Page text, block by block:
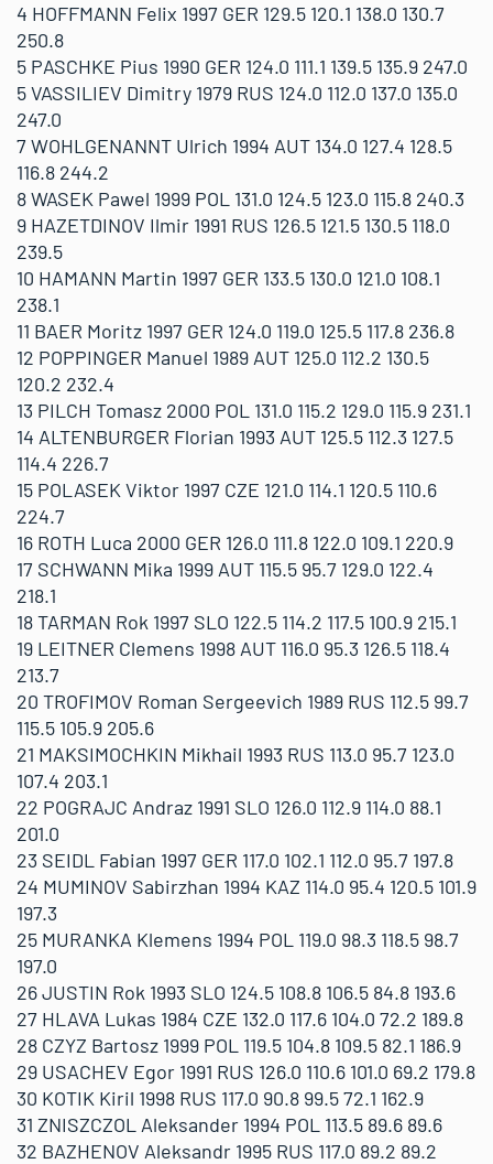
4 HOFFMANN Felix 1997 GER 129.5 120.1 138.0 130.7
250.8
5 PASCHKE Pius 1990 GER 124.0 111.1 139.5 135.9 247.0
5 VASSILIEV Dimitry 1979 RUS 124.0 112.0 137.0 135.0
247.0
7 WOHLGENANNT Ulrich 1994 AUT 134.0 127.4 128.5
116.8 244.2
8 WASEK Pawel 1999 POL 131.0 124.5 123.0 115.8 240.3
9 HAZETDINOV Ilmir 1991 RUS 126.5 121.5 130.5 118.0
239.5
10 HAMANN Martin 1997 GER 133.5 130.0 121.0 108.1
238.1
11 BAER Moritz 1997 GER 124.0 119.0 125.5 117.8 236.8
12 POPPINGER Manuel 1989 AUT 125.0 112.2 130.5
120.2 232.4
13 PILCH Tomasz 2000 POL 131.0 115.2 129.0 115.9 231.1
14 ALTENBURGER Florian 1993 AUT 125.5 112.3 127.5
114.4 226.7
15 POLASEK Viktor 1997 CZE 121.0 114.1 120.5 110.6
224.7
16 ROTH Luca 2000 GER 126.0 111.8 122.0 109.1 220.9
17 SCHWANN Mika 1999 AUT 115.5 95.7 129.0 122.4
218.1
18 TARMAN Rok 1997 SLO 122.5 114.2 117.5 100.9 215.1
19 LEITNER Clemens 1998 AUT 116.0 95.3 126.5 118.4
213.7
20 TROFIMOV Roman Sergeevich 1989 RUS 112.5 99.7
115.5 105.9 205.6
21 MAKSIMOCHKIN Mikhail 1993 RUS 113.0 95.7 123.0
107.4 203.1
22 POGRAJC Andraz 1991 SLO 126.0 112.9 114.0 88.1
201.0
23 SEIDL Fabian 1997 GER 117.0 102.1 112.0 95.7 197.8
24 MUMINOV Sabirzhan 1994 KAZ 114.0 95.4 120.5 101.9
197.3
25 MURANKA Klemens 1994 POL 119.0 98.3 118.5 98.7
197.0
26 JUSTIN Rok 1993 SLO 124.5 108.8 106.5 84.8 193.6
27 HLAVA Lukas 1984 CZE 132.0 117.6 104.0 72.2 189.8
28 CZYZ Bartosz 1999 POL 119.5 104.8 109.5 82.1 186.9
29 USACHEV Egor 1991 RUS 126.0 110.6 101.0 69.2 179.8
30 KOTIK Kiril 1998 RUS 117.0 90.8 99.5 72.1 162.9
31 ZNISZCZOL Aleksander 1994 POL 113.5 89.6 89.6
32 BAZHENOV Aleksandr 1995 RUS 117.0 89.2 89.2